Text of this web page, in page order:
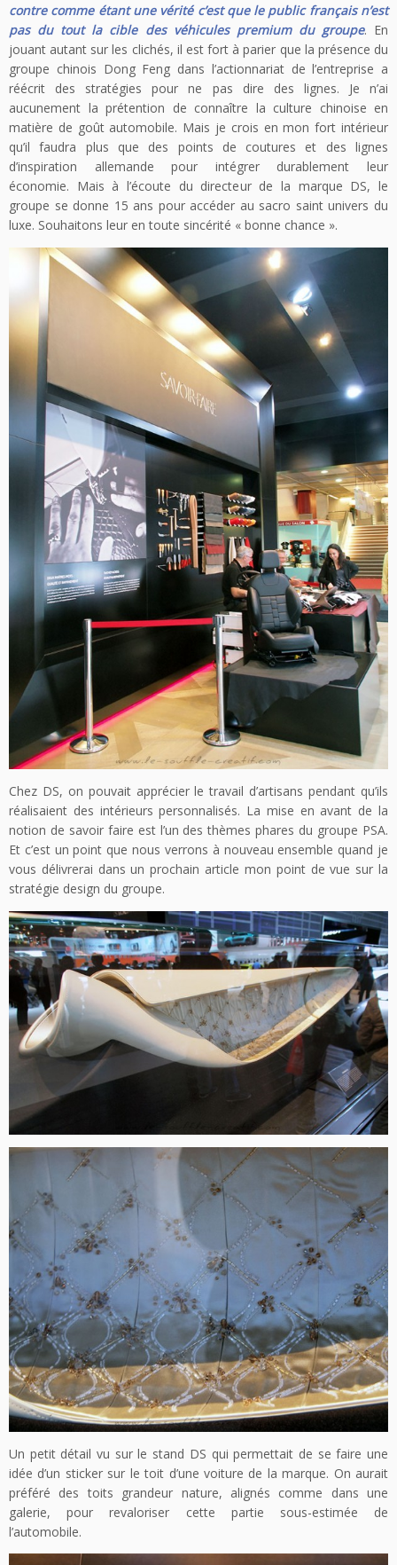
contre comme étant une vérité c’est que le public français n’est
pas du tout la cible des véhicules premium du groupe. En
jouant autant sur les clichés, il est fort à parier que la présence du
groupe chinois Dong Feng dans l’actionnariat de l’entreprise a
réécrit des stratégies pour ne pas dire des lignes. Je n’ai
aucunement la prétention de connaître la culture chinoise en
matière de goût automobile. Mais je crois en mon fort intérieur
qu’il faudra plus que des points de coutures et des lignes
d’inspiration allemande pour intégrer durablement leur
économie. Mais à l’écoute du directeur de la marque DS, le
groupe se donne 15 ans pour accéder au sacro saint univers du
luxe. Souhaitons leur en toute sincérité « bonne chance ».
Chez DS, on pouvait apprécier le travail d’artisans pendant qu’ils
réalisaient des intérieurs personnalisés. La mise en avant de la
notion de savoir faire est l’un des thèmes phares du groupe PSA.
Et c’est un point que nous verrons à nouveau ensemble quand je
vous délivrerai dans un prochain article mon point de vue sur la
stratégie design du groupe.
Un petit détail vu sur le stand DS qui permettait de se faire une
idée d’un sticker sur le toit d’une voiture de la marque. On aurait
préféré des toits grandeur nature, alignés comme dans une
galerie, pour revaloriser cette partie sous-estimée de
l’automobile.